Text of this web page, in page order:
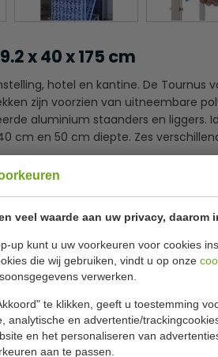
veel waarde aan uw privacy,
up kunt u uw voorkeuren voor cookies
die wij gebruiken, vindt u op onze
verwerken.
te klikken, geeft u toestemming
analytische en advertentie/
en het personaliseren van
aan te passen.
x 40 x 175 cm
hotel en kantine. De Tournus
zijn voorzien van uitneembare
aluminium staanders en liggers.
cm en 50 cm diepte. Zes
gereedschap